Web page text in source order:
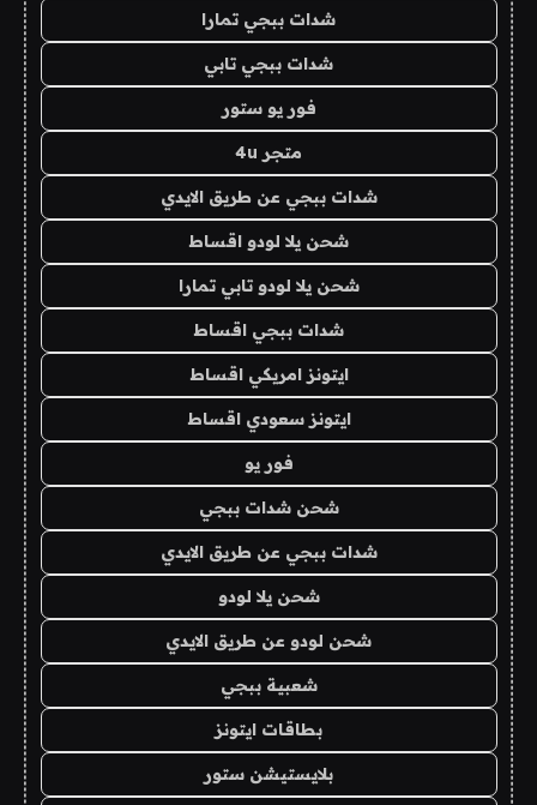
شدات ببجي تمارا
شدات ببجي تابي
فور يو ستور
متجر 4u
شدات ببجي عن طريق الايدي
شحن يلا لودو اقساط
شحن يلا لودو تابي تمارا
شدات ببجي اقساط
ايتونز امريكي اقساط
ايتونز سعودي اقساط
فور يو
شحن شدات ببجي
شدات ببجي عن طريق الايدي
شحن يلا لودو
شحن لودو عن طريق الايدي
شعبية ببجي
بطاقات ايتونز
بلايستيشن ستور